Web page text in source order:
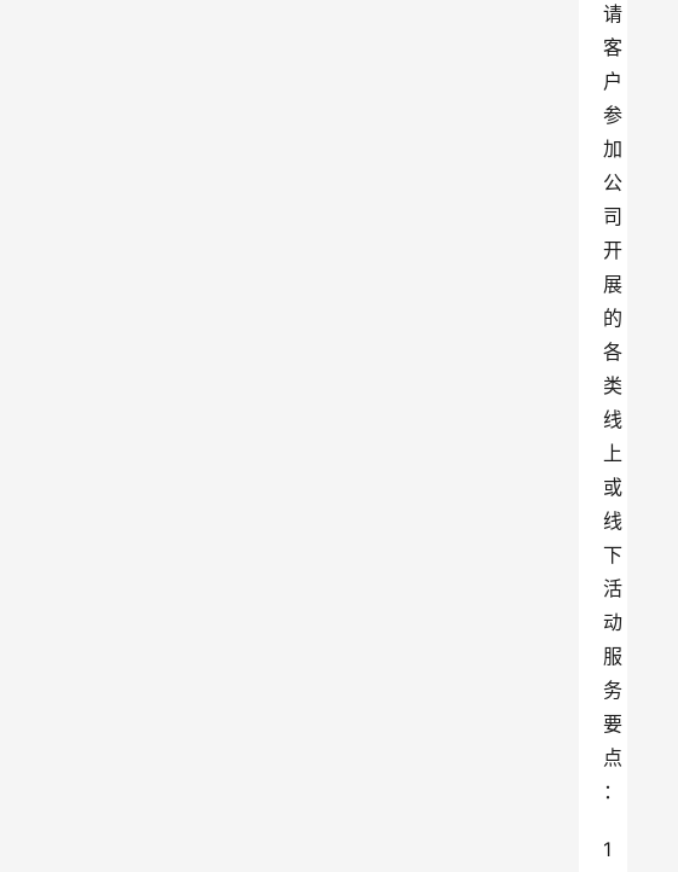
请
客
户
参
加
公
司
开
展
的
各
类
线
上
或
线
下
活
动
服
务
要
点
：
1